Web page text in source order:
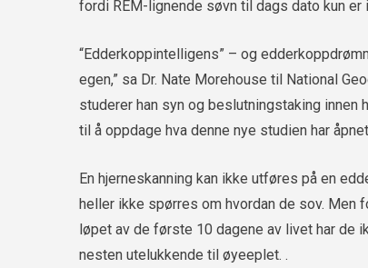
fordi REM-lignende søvn til dags dato kun
“Edderkoppintelligens” – og
egen,” sa Dr. Nate Morehouse til National
studerer han syn og beslutningstaking innen
til å oppdage hva denne nye studien har
En hjerneskanning kan ikke utføres på en
heller ikke spørres om hvordan de sov. Men
løpet av de første 10 dagene av livet har de
nesten utelukkende til øyeeplet. .